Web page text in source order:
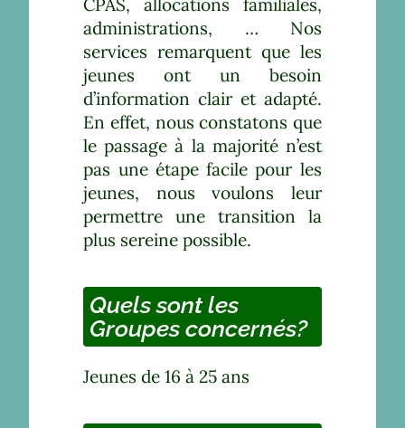
CPAS, allocations familiales,
administrations, … Nos
services remarquent que les
jeunes ont un besoin
d’information clair et adapté.
En effet, nous constatons que
le passage à la majorité n’est
pas une étape facile pour les
jeunes, nous voulons leur
permettre une transition la
plus sereine possible.
Quels sont les
Groupes concernés?
Jeunes de 16 à 25 ans